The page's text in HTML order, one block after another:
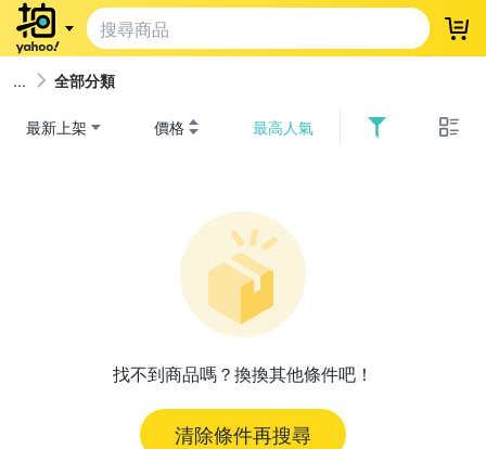
登
全部分類
最新上架 價格 最高人氣
找不到商品嗎？換換其他條件吧！
清除條件再搜尋